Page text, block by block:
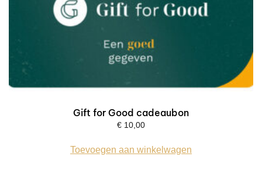
Gift for Good cadeaubon
€ 10,00
Toevoegen aan winkelwagen